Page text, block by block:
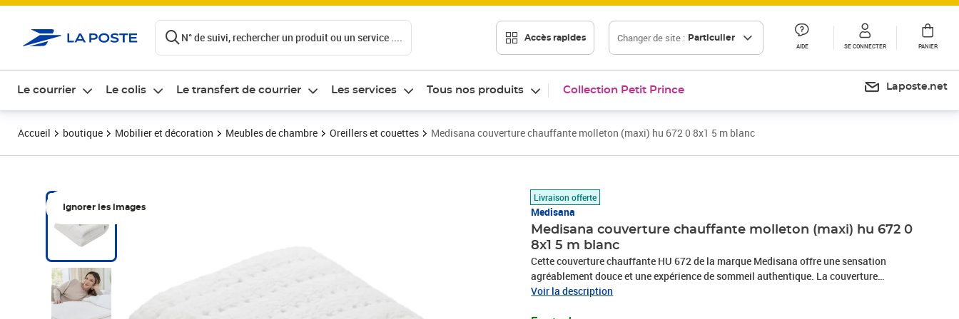
N° de suivi, rechercher un produit ou un service .... Accès rapides Changer de site : Particulier
AIDE SE CONNECTER PANIER
Le courrier Le colis Le transfert de courrier Les services Tous nos produits Collection Petit Prince Laposte.net
Accueil boutique Mobilier et décoration Meubles de chambre Oreillers et couettes Medisana couverture chauffante molleton (maxi) hu 672 0 8x1 5 m blanc
Ignorer les images
Livraison offerte
Medisana
Medisana couverture chauffante molleton (maxi) hu 672 0
8x1 5 m blanc
Cette couverture chauffante HU 672 de la marque Medisana offre une sensation
agréablement douce et une expérience de sommeil authentique. La couverture
chauffante est faite d'un tissu polaire doux qui est encore plus doux. Avec les 4
Voir la description
Prix 55,39€